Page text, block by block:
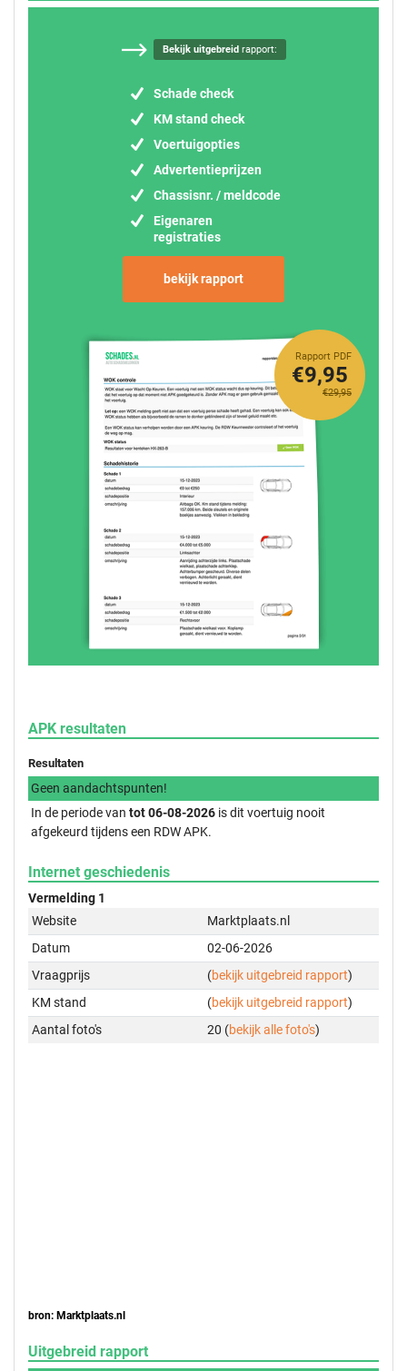
Bekijk uitgebreidrapport:
Schade check
KM stand check
Voertuigopties
Advertentieprijzen
Chassisnr. / meldcode
Eigenaren
registraties
bekijk rapport
Rapport PDF
€29,95
€9,95
APK resultaten
Resultaten
Geen aandachtspunten!
In de periode van tot 06-08-2026 is dit voertuig nooit
afgekeurd tijdens een RDW APK.
Internet geschiedenis
Vermelding 1
Website
Marktplaats.nl
Datum
02-06-2026
Vraagprijs
(bekijk uitgebreid rapport)
KM stand
(bekijk uitgebreid rapport)
Aantal foto's
20 (bekijk alle foto's)
bron: Marktplaats.nl
Uitgebreid rapport